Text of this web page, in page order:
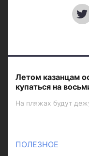
Летом казанцам
купаться на
На пляжах будут
ПОЛЕЗНОЕ